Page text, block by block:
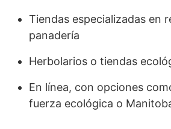
Tiendas especializadas en
panadería
Herbolarios o tiendas
En línea, con opciones
fuerza ecológica o